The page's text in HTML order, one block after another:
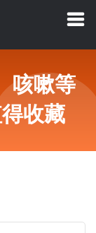
咳嗽等
收藏